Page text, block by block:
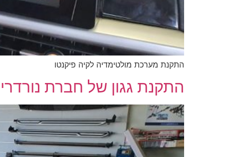
התקנת מערכת מולטימדיה לקיה פיקנטו
התקנת גגון של חברת